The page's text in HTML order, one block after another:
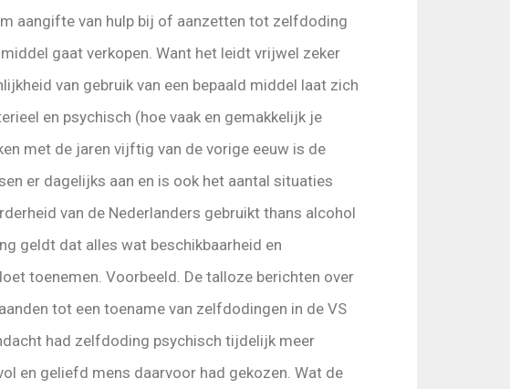
aangifte van hulp bij of aanzetten tot zelfdoding
gaat verkopen. Want het leidt vrijwel zeker
van gebruik van een bepaald middel laat zich
en psychisch (hoe vaak en gemakkelijk je
met de jaren vijftig van de vorige eeuw is de
er dagelijks aan en is ook het aantal situaties
van de Nederlanders gebruikt thans alcohol
geldt dat alles wat beschikbaarheid en
toenemen. Voorbeeld. De talloze berichten over
tot een toename van zelfdodingen in de VS
had zelfdoding psychisch tijdelijk meer
en geliefd mens daarvoor had gekozen. Wat de